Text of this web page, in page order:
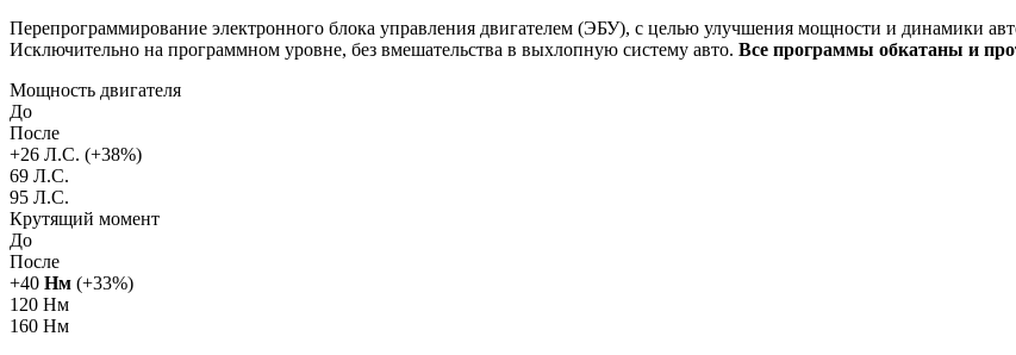
Перепрограммирование электронного блока управления двигателем (ЭБУ), с целью улучшения мощности и динамики
Исключительно на программном уровне, без вмешательства в выхлопную систему авто. Все программы обкатаны и
Мощность двигателя
До
После
+26 Л.С. (+38%)
69 Л.С.
95 Л.С.
Крутящий момент
До
После
+40 Нм (+33%)
120 Нм
160 Нм